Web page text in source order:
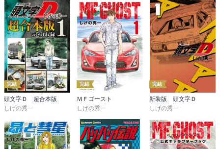
完結
頭文字Ｄ 超合本版
しげの秀一
完結
ＭＦゴースト
しげの秀一
完結
新装版 頭文字Ｄ
しげの秀一